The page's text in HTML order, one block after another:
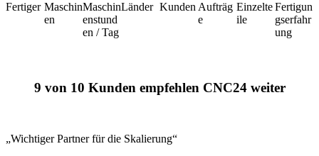
Fertiger Maschin
en
Maschin
enstund
en / Tag
Länder Kunden Aufträg
e
Einzelte
ile
Fertigun
gserfahr
ung
9 von 10 Kunden empfehlen CNC24 weiter
„Wichtiger Partner für die Skalierung“